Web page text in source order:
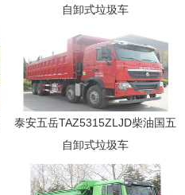
自卸式垃圾车
泰安五岳TAZ5315ZLJD柴油国五
自卸式垃圾车